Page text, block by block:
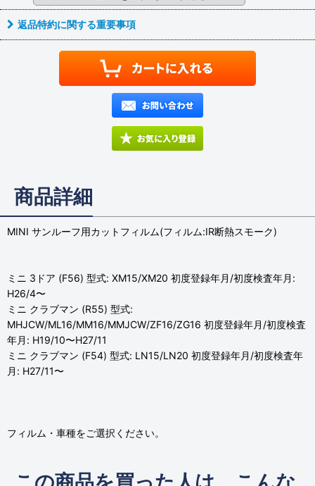
返品特約に関する重要事項
商品詳細
MINI サンルーフ用カットフィルム(フィルム:IR断熱スモーク)
ミニ 3ドア (F56) 型式: XM15/XM20 初度登録年月/初度検査年月:
H26/4〜
ミニ クラブマン (R55) 型式:
MHJCW/ML16/MM16/MMJCW/ZF16/ZG16 初度登録年月/初度検査
年月: H19/10〜H27/11
ミニ クラブマン (F54) 型式: LN15/LN20 初度登録年月/初度検査年
月: H27/11〜
フィルム・車種をご選択ください。